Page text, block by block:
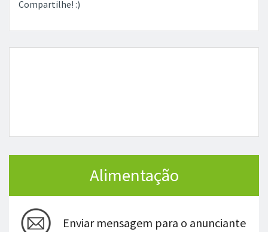
Compartilhe! :)
Alimentação
Enviar mensagem para o anunciante